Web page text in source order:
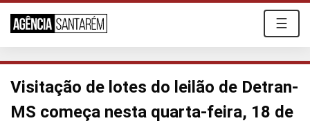
☰
Visitação de lotes do leilão de Detran-
MS começa nesta quarta-feira, 18 de